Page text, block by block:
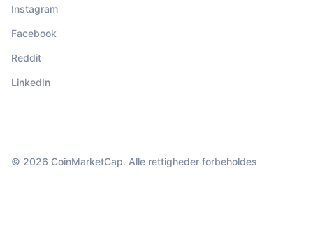
Instagram
Facebook
Reddit
LinkedIn
© 2026 CoinMarketCap. Alle rettigheder forbeholdes